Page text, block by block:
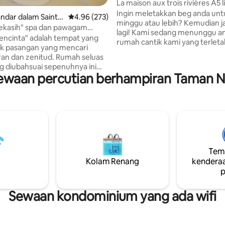
dalam Saint-
Penarafan purata 4.96 daripada 5, 273 ulasan
4.96 (273)
spa dan pawagam
adalah tempat yang
pasangan yang mencari
zenitud. Rumah seluas
diubahsuai sepenuhnya ini
dan dihiasi dengan warna
semula jadi oleh hiasan yang
video dengan
yang
yang kemas dan bahan
seperti konkrit lilin, linen,
La maison aux trois rivières A5
Ingin meletakkan beg anda
minggu atau lebih? Kemudian
lagi! Kami sedang menunggu
rumah cantik kami yang
kaki, untuk seni bina zaman
pertengahan, seperti tanjakan
menara Navarre, atau untuk
paling dekat ialah La Mouche
jauhnya.
percutian berhampiran Taman
Kolam Renang
Sewaan kondominium yang ada wifi